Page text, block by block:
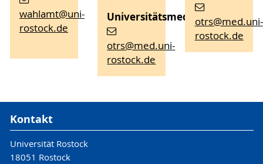
wahlamt@uni-
rostock.de
Universitätsmedizin:
otrs@med.uni-
rostock.de
otrs@med.uni-
rostock.de
Kontakt
Universität Rostock
18051 Rostock